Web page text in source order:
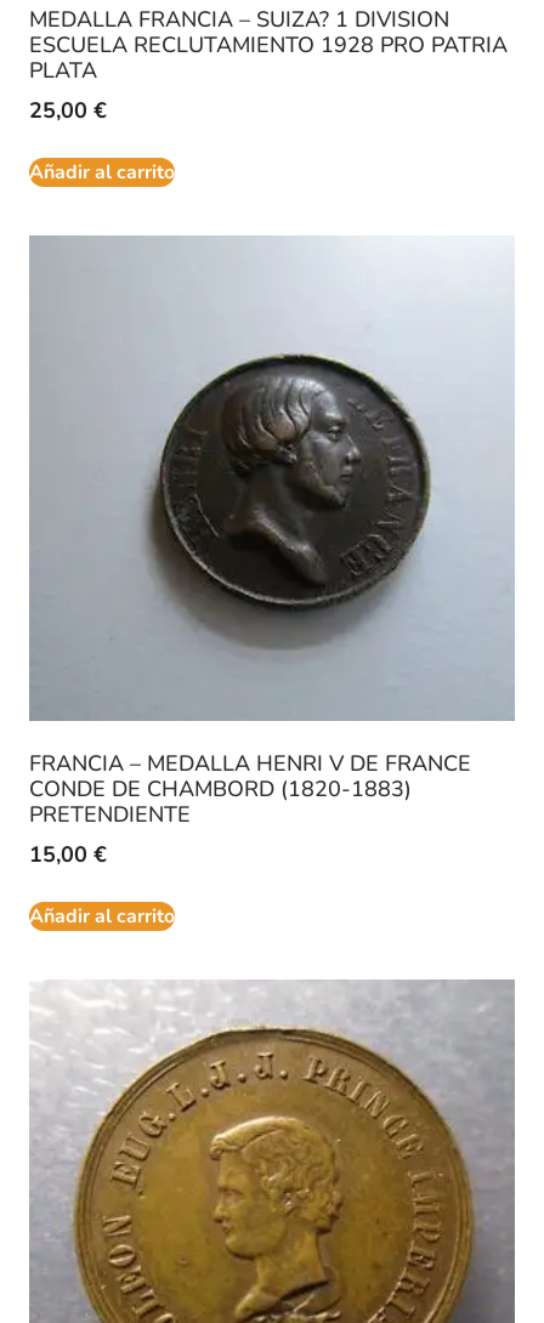
MEDALLA FRANCIA – SUIZA? 1 DIVISION
ESCUELA RECLUTAMIENTO 1928 PRO PATRIA
PLATA
25,00 €
Añadir al carrito
FRANCIA – MEDALLA HENRI V DE FRANCE
CONDE DE CHAMBORD (1820-1883)
PRETENDIENTE
15,00 €
Añadir al carrito